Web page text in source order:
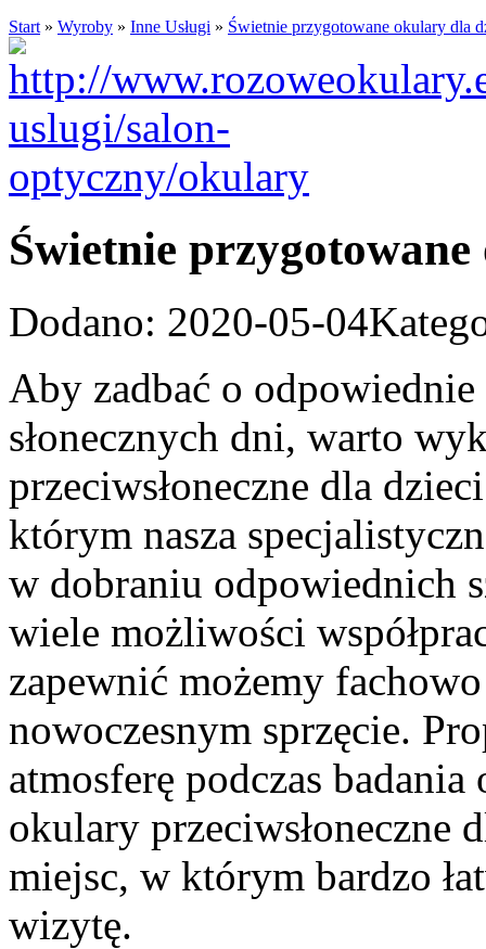
Start » Wyroby » Inne Usługi » Świetnie przygotowane okulary dla
Świetnie
Dodano: 2020-05-04
Aby zadbać o
słonecznych dni, warto
przeciwsłoneczne dla
którym nasza
w dobraniu odpowiednich
wiele możliwości
zapewnić możemy
nowoczesnym sprzęcie.
atmosferę podczas
okulary przeciwsłoneczne
miejsc, w którym bardzo
wizytę.